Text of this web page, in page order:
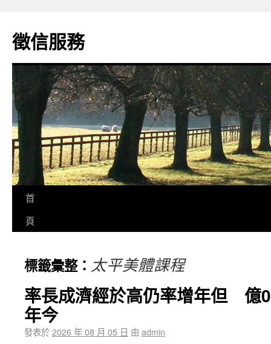
徵信服務
首
頁
標籤彙整： 太平美體課程
率長成濟經於高仍率增年但 億
年今
發表於2026 年 08 月 05 日 由 admin